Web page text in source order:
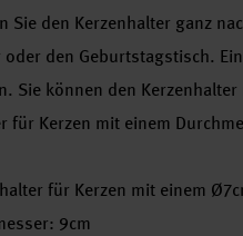
Sie den Kerzenhalter ganz
oder den Geburtstagstisch.
Sie können den
für Kerzen mit einem
für Kerzen mit einem
9cm